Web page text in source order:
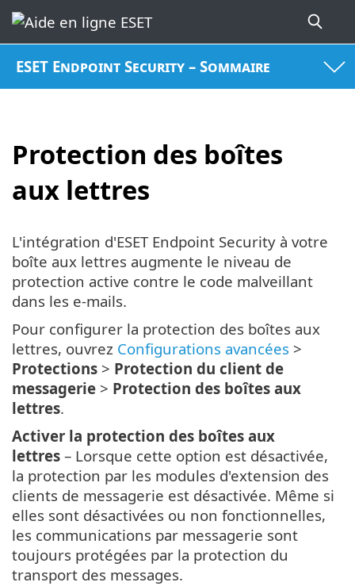
ESET Endpoint Security – Sommaire
Protection des boîtes
aux lettres
L'intégration d'ESET Endpoint Security à votre
boîte aux lettres augmente le niveau de
protection active contre le code malveillant
dans les e-mails.
Pour configurer la protection des boîtes aux
lettres, ouvrez Configurations avancées >
Protections > Protection du client de
messagerie > Protection des boîtes aux
lettres.
Activer la protection des boîtes aux
lettres – Lorsque cette option est désactivée,
la protection par les modules d'extension des
clients de messagerie est désactivée. Même si
elles sont désactivées ou non fonctionnelles,
les communications par messagerie sont
toujours protégées par la protection du
transport des messages.